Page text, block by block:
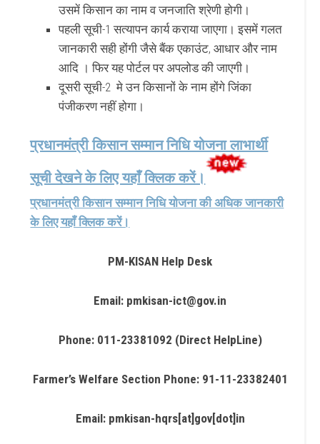
उसमें किसान का नाम व जनजाति श्रेणी होगी।
पहली सूची-1 सत्यापन कार्य कराया जाएगा। इसमें गलत
जानकारी सही होंगी जैसे बैंक एकाउंट, आधार और नाम
आदि । फिर यह पोर्टल पर अपलोड की जाएगी।
दूसरी सूची-2 मे उन किसानों के नाम होंगे जिंका
पंजीकरण नहीं होगा।
प्रधानमंत्री किसान सम्मान निधि योजना लाभार्थी
सूची देखने के लिए यहाँ क्लिक करें।
प्रधानमंत्री किसान सम्मान निधि योजना की अधिक जानकारी
के लिए यहाँ क्लिक करें।
PM-KISAN Help Desk
Email: pmkisan-ict@gov.in
Phone: 011-23381092 (Direct HelpLine)
Farmer’s Welfare Section Phone: 91-11-23382401
Email: pmkisan-hqrs[at]gov[dot]in